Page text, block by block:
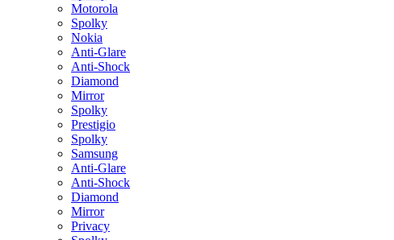
Motorola
Spolky
Nokia
Anti-Glare
Anti-Shock
Diamond
Mirror
Spolky
Prestigio
Spolky
Samsung
Anti-Glare
Anti-Shock
Diamond
Mirror
Privacy